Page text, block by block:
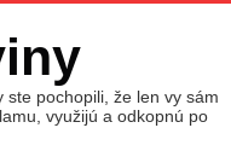
ste pochopili, že len vy sám
využijú a odkopnú po